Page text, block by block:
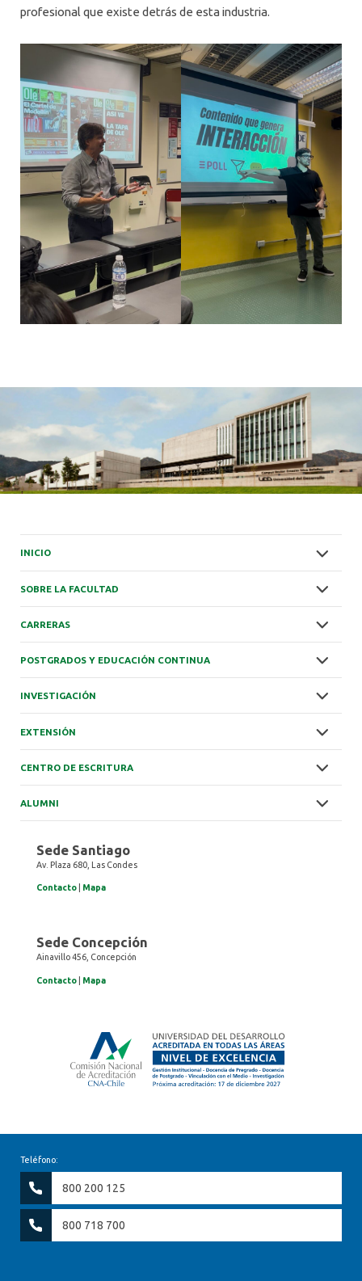
profesional que existe detrás de esta industria.
INICIO
SOBRE LA FACULTAD
CARRERAS
POSTGRADOS Y EDUCACIÓN CONTINUA
INVESTIGACIÓN
EXTENSIÓN
CENTRO DE ESCRITURA
ALUMNI
Sede Santiago
Av. Plaza 680, Las Condes
Contacto Mapa
Sede Concepción
Ainavillo 456, Concepción
Contacto Mapa
Teléfono:
800 200 125
800 718 700